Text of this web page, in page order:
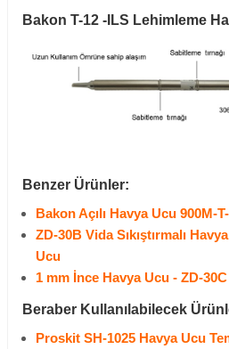
Bakon T-12 -ILS Lehimleme
Benzer Ürünler:
Bakon Açılı Havya Ucu 900M-
ZD-30B Vida Sıkıştırmalı
Ucu
1 mm İnce Havya Ucu - ZD-
Beraber Kullanılabilecek
Proskit SH-1025 Havya Ucu